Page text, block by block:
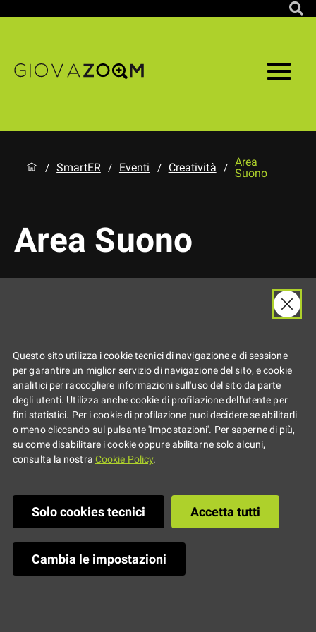
/ SmartER / Eventi / Creatività / Area
Suono
Area Suono
Questo sito utilizza i cookie tecnici di navigazione e di sessione
per garantire un miglior servizio di navigazione del sito, e cookie
analitici per raccogliere informazioni sull'uso del sito da parte
degli utenti. Utilizza anche cookie di profilazione dell'utente per
fini statistici. Per i cookie di profilazione puoi decidere se abilitarli
o meno cliccando sul pulsante 'Impostazioni'. Per saperne di più,
su come disabilitare i cookie oppure abilitarne solo alcuni,
consulta la nostra Cookie Policy.
Solo cookies tecnici Accetta tutti
Cambia le impostazioni